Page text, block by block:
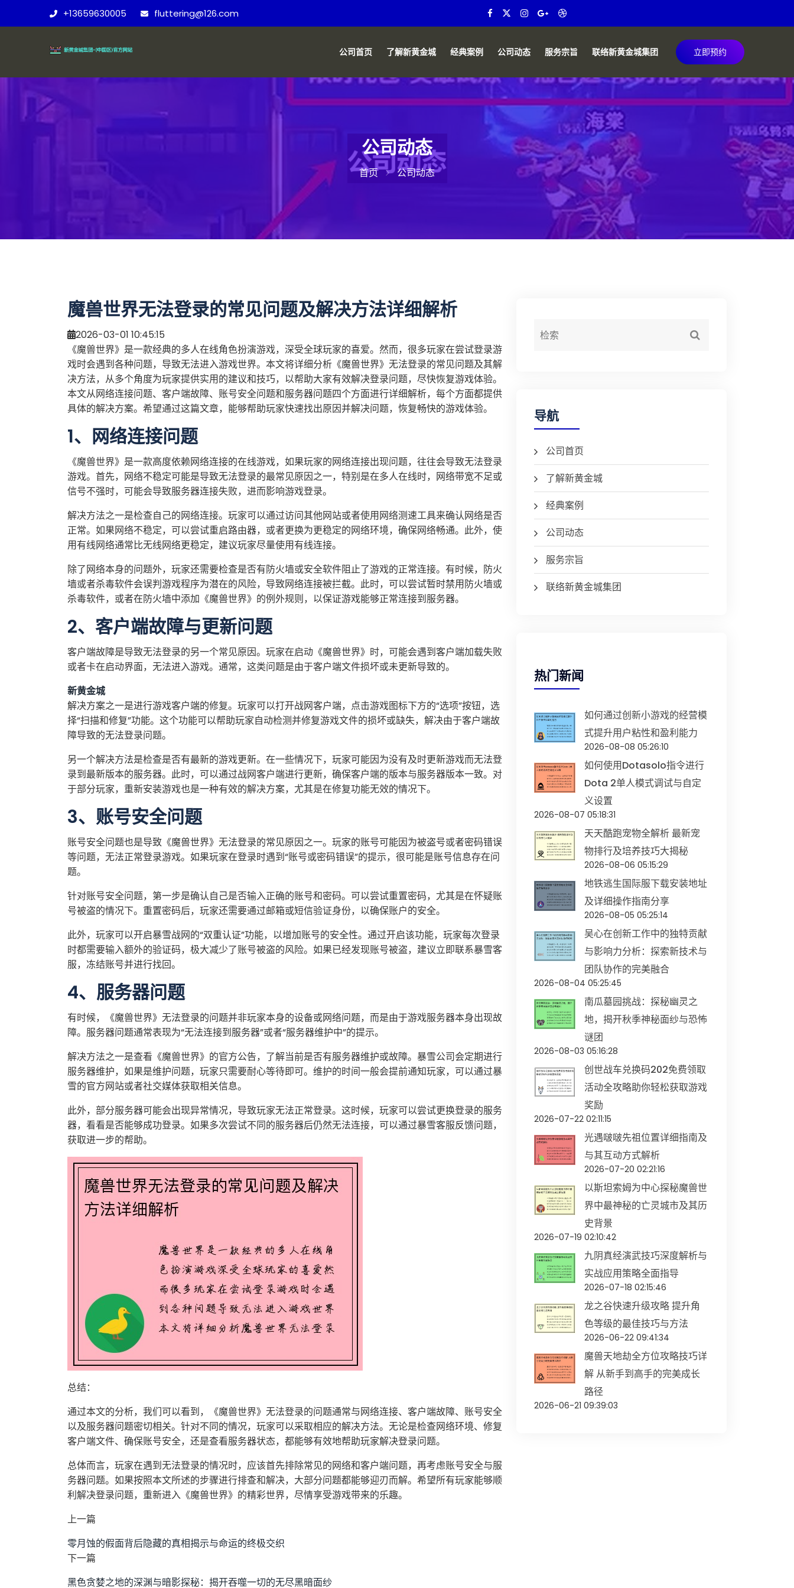
+13659630005 fluttering@126.com
公司首页 了解新黄金城 经典案例 公司动态 服务宗旨 联络新黄金城集团 立即预约
公司动态
首页 公司动态
魔兽世界无法登录的常见问题及解决方法详细解析
2026-03-01 10:45:15
《魔兽世界》是一款经典的多人在线角色扮演游戏，深受全球玩家的喜爱。然而，很多玩家在尝试登录游
戏时会遇到各种问题，导致无法进入游戏世界。本文将详细分析《魔兽世界》无法登录的常见问题及其解
决方法，从多个角度为玩家提供实用的建议和技巧，以帮助大家有效解决登录问题，尽快恢复游戏体验。
本文从网络连接问题、客户端故障、账号安全问题和服务器问题四个方面进行详细解析，每个方面都提供
具体的解决方案。希望通过这篇文章，能够帮助玩家快速找出原因并解决问题，恢复畅快的游戏体验。
1、网络连接问题
《魔兽世界》是一款高度依赖网络连接的在线游戏，如果玩家的网络连接出现问题，往往会导致无法登录
游戏。首先，网络不稳定可能是导致无法登录的最常见原因之一，特别是在多人在线时，网络带宽不足或
信号不强时，可能会导致服务器连接失败，进而影响游戏登录。
解决方法之一是检查自己的网络连接。玩家可以通过访问其他网站或者使用网络测速工具来确认网络是否
正常。如果网络不稳定，可以尝试重启路由器，或者更换为更稳定的网络环境，确保网络畅通。此外，使
用有线网络通常比无线网络更稳定，建议玩家尽量使用有线连接。
除了网络本身的问题外，玩家还需要检查是否有防火墙或安全软件阻止了游戏的正常连接。有时候，防火
墙或者杀毒软件会误判游戏程序为潜在的风险，导致网络连接被拦截。此时，可以尝试暂时禁用防火墙或
杀毒软件，或者在防火墙中添加《魔兽世界》的例外规则，以保证游戏能够正常连接到服务器。
2、客户端故障与更新问题
客户端故障是导致无法登录的另一个常见原因。玩家在启动《魔兽世界》时，可能会遇到客户端加载失败
或者卡在启动界面，无法进入游戏。通常，这类问题是由于客户端文件损坏或未更新导致的。
新黄金城
解决方案之一是进行游戏客户端的修复。玩家可以打开战网客户端，点击游戏图标下方的“选项”按钮，选
择“扫描和修复”功能。这个功能可以帮助玩家自动检测并修复游戏文件的损坏或缺失，解决由于客户端故
障导致的无法登录问题。
另一个解决方法是检查是否有最新的游戏更新。在一些情况下，玩家可能因为没有及时更新游戏而无法登
录到最新版本的服务器。此时，可以通过战网客户端进行更新，确保客户端的版本与服务器版本一致。对
于部分玩家，重新安装游戏也是一种有效的解决方案，尤其是在修复功能无效的情况下。
3、账号安全问题
账号安全问题也是导致《魔兽世界》无法登录的常见原因之一。玩家的账号可能因为被盗号或者密码错误
等问题，无法正常登录游戏。如果玩家在登录时遇到“账号或密码错误”的提示，很可能是账号信息存在问
题。
针对账号安全问题，第一步是确认自己是否输入正确的账号和密码。可以尝试重置密码，尤其是在怀疑账
号被盗的情况下。重置密码后，玩家还需要通过邮箱或短信验证身份，以确保账户的安全。
此外，玩家可以开启暴雪战网的“双重认证”功能，以增加账号的安全性。通过开启该功能，玩家每次登录
时都需要输入额外的验证码，极大减少了账号被盗的风险。如果已经发现账号被盗，建议立即联系暴雪客
服，冻结账号并进行找回。
4、服务器问题
有时候，《魔兽世界》无法登录的问题并非玩家本身的设备或网络问题，而是由于游戏服务器本身出现故
障。服务器问题通常表现为“无法连接到服务器”或者“服务器维护中”的提示。
解决方法之一是查看《魔兽世界》的官方公告，了解当前是否有服务器维护或故障。暴雪公司会定期进行
服务器维护，如果是维护问题，玩家只需要耐心等待即可。维护的时间一般会提前通知玩家，可以通过暴
雪的官方网站或者社交媒体获取相关信息。
此外，部分服务器可能会出现异常情况，导致玩家无法正常登录。这时候，玩家可以尝试更换登录的服务
器，看看是否能够成功登录。如果多次尝试不同的服务器后仍然无法连接，可以通过暴雪客服反馈问题，
获取进一步的帮助。
总结：
通过本文的分析，我们可以看到，《魔兽世界》无法登录的问题通常与网络连接、客户端故障、账号安全
以及服务器问题密切相关。针对不同的情况，玩家可以采取相应的解决方法。无论是检查网络环境、修复
客户端文件、确保账号安全，还是查看服务器状态，都能够有效地帮助玩家解决登录问题。
总体而言，玩家在遇到无法登录的情况时，应该首先排除常见的网络和客户端问题，再考虑账号安全与服
务器问题。如果按照本文所述的步骤进行排查和解决，大部分问题都能够迎刃而解。希望所有玩家能够顺
利解决登录问题，重新进入《魔兽世界》的精彩世界，尽情享受游戏带来的乐趣。
上一篇
零月蚀的假面背后隐藏的真相揭示与命运的终极交织
下一篇
黑色贪婪之地的深渊与暗影探秘：揭开吞噬一切的无尽黑暗面纱
导航
公司首页
了解新黄金城
经典案例
公司动态
服务宗旨
联络新黄金城集团
热门新闻
如何通过创新小游戏的经营模
式提升用户粘性和盈利能力
2026-08-08 05:26:10
如何使用dotasolo指令进行
Dota 2单人模式调试与自定
义设置
2026-08-07 05:18:31
天天酷跑宠物全解析 最新宠
物排行及培养技巧大揭秘
2026-08-06 05:15:29
地铁逃生国际服下载安装地址
及详细操作指南分享
2026-08-05 05:25:14
吴心在创新工作中的独特贡献
与影响力分析：探索新技术与
团队协作的完美融合
2026-08-04 05:25:45
南瓜墓园挑战：探秘幽灵之
地，揭开秋季神秘面纱与恐怖
谜团
2026-08-03 05:16:28
创世战车兑换码202免费领取
活动全攻略助你轻松获取游戏
奖励
2026-07-22 02:11:15
光遇啵啵先祖位置详细指南及
与其互动方式解析
2026-07-20 02:21:16
以斯坦索姆为中心探秘魔兽世
界中最神秘的亡灵城市及其历
史背景
2026-07-19 02:10:42
九阴真经演武技巧深度解析与
实战应用策略全面指导
2026-07-18 02:15:46
龙之谷快速升级攻略 提升角
色等级的最佳技巧与方法
2026-06-22 09:41:34
魔兽天地劫全方位攻略技巧详
解 从新手到高手的完美成长
路径
2026-06-21 09:39:03